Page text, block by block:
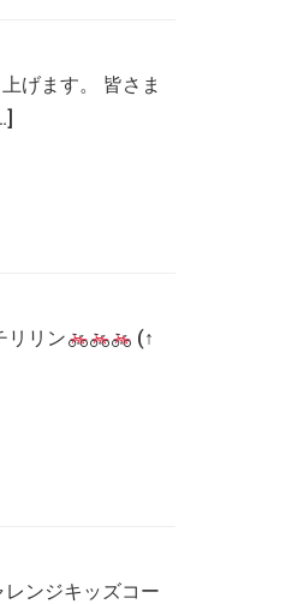
げます。 皆さま
リリン
(↑
ンジキッズコー